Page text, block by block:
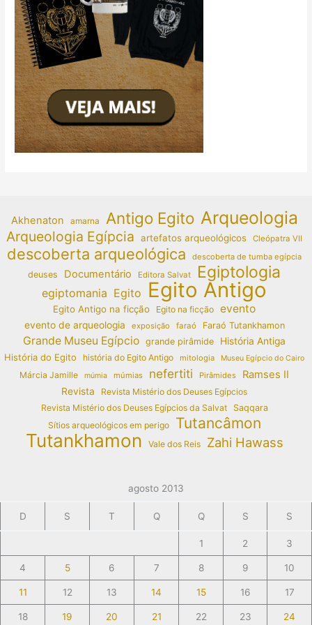
Akhenaton amarna Antigo Egito Arqueologia
Arqueologia Egípcia artefatos arqueológicos Cleópatra VII
descoberta arqueológica descoberta de tumba egípcia
deuses Documentário Editora Salvat Egiptologia
egiptomania Egito Egito Antigo
Egito Antigo na ficção Egito na ficção evento
evento de arqueologia exposição faraó Faraó Tutankhamon
Grande Museu Egípcio grande pirâmide
História Antiga
História do Egito
história do Egito Antigo mitologia Museu Egípcio do Cairo
Márcia Jamille múmia múmias nefertiti Pirâmides Ramses II
Revista
Revista Mistério dos Deuses Egípcios
Revista Mistério dos Deuses Egípcios da Salvat
Saqqara
Sítios arqueológicos em perigo
Tutancâmon
Tutankhamon Vale dos Reis Zahi Hawass
agosto 2013
D S T Q Q S S
1 2 3
4 5 6 7 8 9 10
11 12 13 14 15 16 17
18 19 20 21 22 23 24